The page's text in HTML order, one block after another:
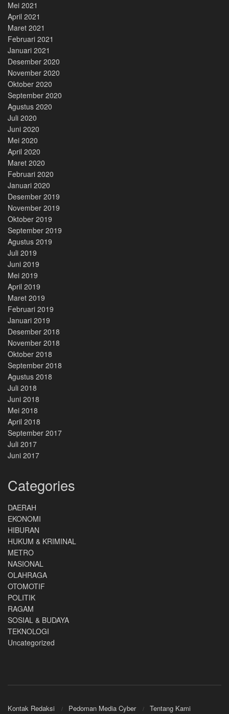
Mei 2021
April 2021
Maret 2021
Februari 2021
Januari 2021
Desember 2020
November 2020
Oktober 2020
September 2020
Agustus 2020
Juli 2020
Juni 2020
Mei 2020
April 2020
Maret 2020
Februari 2020
Januari 2020
Desember 2019
November 2019
Oktober 2019
September 2019
Agustus 2019
Juli 2019
Juni 2019
Mei 2019
April 2019
Maret 2019
Februari 2019
Januari 2019
Desember 2018
November 2018
Oktober 2018
September 2018
Agustus 2018
Juli 2018
Juni 2018
Mei 2018
April 2018
September 2017
Juli 2017
Juni 2017
Categories
DAERAH
EKONOMI
HIBURAN
HUKUM & KRIMINAL
METRO
NASIONAL
OLAHRAGA
OTOMOTIF
POLITIK
RAGAM
SOSIAL & BUDAYA
TEKNOLOGI
Uncategorized
Kontak Redaksi Pedoman Media Cyber Tentang Kami